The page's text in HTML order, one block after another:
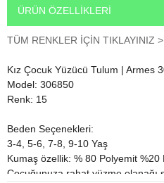
ÜRÜN ÖZELLIKLERI
TÜM RENKLER İÇİN TIKLAYINIZ >
Kız Çocuk Yüzücü Tulum | Armes
Model: 306850
Renk: 15
Beden Seçenekleri:
3-4, 5-6, 7-8, 9-10 Yaş
Kumaş özellik: % 80 Polyemit %20
Çocuğunuza rahat yüzme olanağı